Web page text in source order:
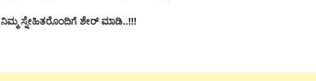
ನಿಮ್ಮ ಸ್ನೇಹಿತರೊಂದಿಗೆ ಶೇರ್ ಮಾಡಿ..!!!